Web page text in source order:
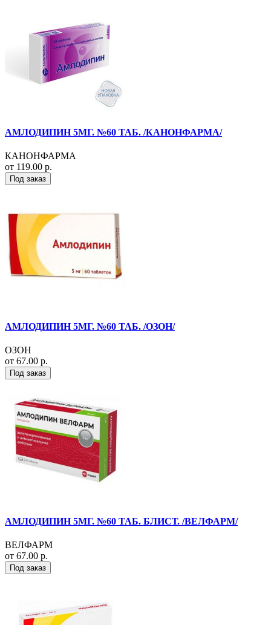
АМЛОДИПИН 5МГ. №60 ТАБ. /КАНОНФАРМА/
КАНОНФАРМА
от 119.00 р.
Под заказ
АМЛОДИПИН 5МГ. №60 ТАБ. /ОЗОН/
ОЗОН
от 67.00 р.
Под заказ
АМЛОДИПИН 5МГ. №60 ТАБ. БЛИСТ. /ВЕЛФАРМ/
ВЕЛФАРМ
от 67.00 р.
Под заказ